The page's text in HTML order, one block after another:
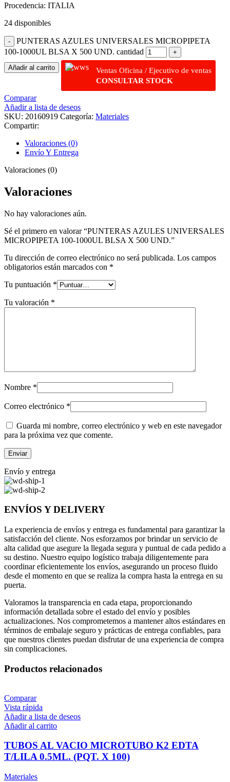
Procedencia: ITALIA
24 disponibles
PUNTERAS AZULES UNIVERSALES MICROPIPETA
100-1000UL BLSA X 500 UND. cantidad
Añadir al carrito
Ventas Oficina / Ejecutivo de ventas
CONSULTAR STOCK
Comparar
Añadir a lista de deseos
SKU: 20160919 Categoría: Materiales
Compartir:
Valoraciones (0)
Envío Y Entrega
Valoraciones (0)
Valoraciones
No hay valoraciones aún.
Sé el primero en valorar “PUNTERAS AZULES UNIVERSALES
MICROPIPETA 100-1000UL BLSA X 500 UND.”
Tu dirección de correo electrónico no será publicada. Los campos
obligatorios están marcados con *
Tu puntuación *
Tu valoración *
Nombre *
Correo electrónico *
Guarda mi nombre, correo electrónico y web en este navegador
para la próxima vez que comente.
Envío y entrega
ENVÍOS Y DELIVERY
La experiencia de envíos y entrega es fundamental para garantizar la
satisfacción del cliente. Nos esforzamos por brindar un servicio de
alta calidad que asegure la llegada segura y puntual de cada pedido a
su destino. Nuestro equipo logístico trabaja diligentemente para
coordinar eficientemente los envíos, asegurando un proceso fluido
desde el momento en que se realiza la compra hasta la entrega en su
puerta.
Valoramos la transparencia en cada etapa, proporcionando
información detallada sobre el estado del envío y posibles
actualizaciones. Nos comprometemos a mantener altos estándares en
términos de embalaje seguro y prácticas de entrega confiables, para
que nuestros clientes puedan disfrutar de una experiencia de compra
sin complicaciones.
Productos relacionados
Comparar
Vista rápida
Añadir a lista de deseos
Añadir al carrito
TUBOS AL VACIO MICROTUBO K2 EDTA
T/LILA 0.5ML. (PQT. X 100)
Materiales